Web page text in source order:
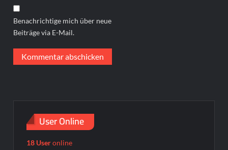
Benachrichtige mich über neue
Beiträge via E-Mail.
User Online
18 Useronline